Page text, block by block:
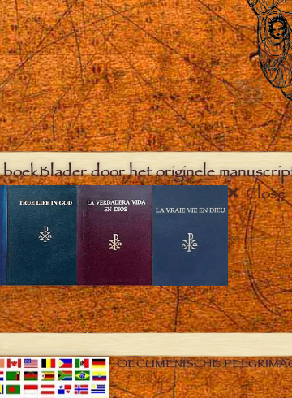
Blader door het originele
Close
OECUMENISCHE